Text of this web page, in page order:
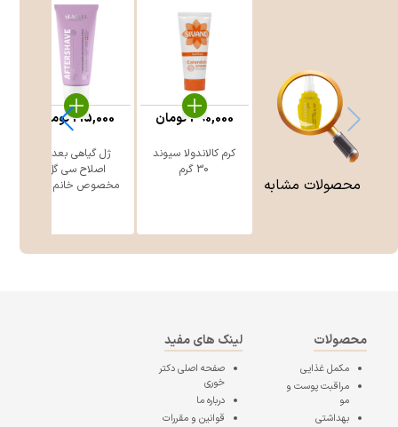
محصولات مشابه
کرم کالاندولا سیوند
30 گرم
390,000تومان
ژل گیاهی بعد از
اصلاح سی گل
مخصوص خانم ه ...
215,000تومان
محصولات
مکمل غذایی
مراقبت پوست و
مو
بهداشتی
لینک های مفید
صفحه اصلیدکتر
خوری
درباره ما
قوانین و مقررات